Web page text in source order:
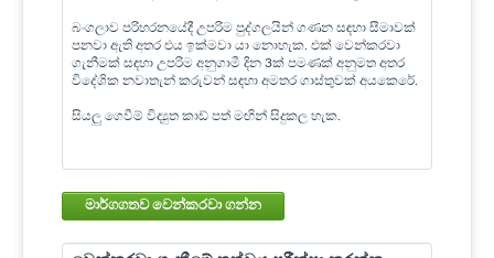
බංගලාව පරිහරනයේදී උපරිම පුද්ගලයින් ගණන සඳහා සීමාවක්
පනවා ඇති අතර එය ඉක්මවා යා නොහැක. එක් වෙන්කරවා
ගැනීමක් සඳහා උපරිම අනුගාමී දින 3ක් පමණක් අනුමත අතර
විදේශික නවාතැන් කරුවන් සඳහා අමතර ගාස්තුවක් අයකෙරේ.
සියලු ගෙවීම් විද්‍යුත කාඩ් පත් මඟින් සිදුකල හැක.
මාර්ගගතව වෙන්කරවා ගන්න